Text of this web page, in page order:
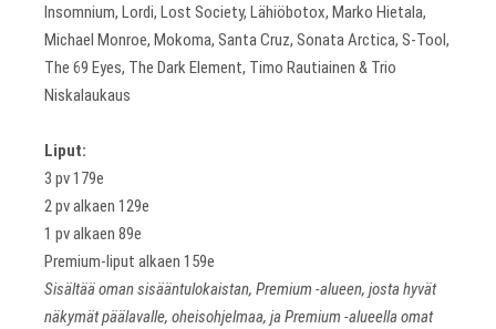
Insomnium, Lordi, Lost Society, Lähiöbotox, Marko Hietala,
Michael Monroe, Mokoma, Santa Cruz, Sonata Arctica, S-Tool,
The 69 Eyes, The Dark Element, Timo Rautiainen & Trio
Niskalaukaus
Liput:
3 pv 179e
2 pv alkaen 129e
1 pv alkaen 89e
Premium-liput alkaen 159e
Sisältää oman sisääntulokaistan, Premium -alueen, josta hyvät
näkymät päälavalle, oheisohjelmaa, ja Premium -alueella omat